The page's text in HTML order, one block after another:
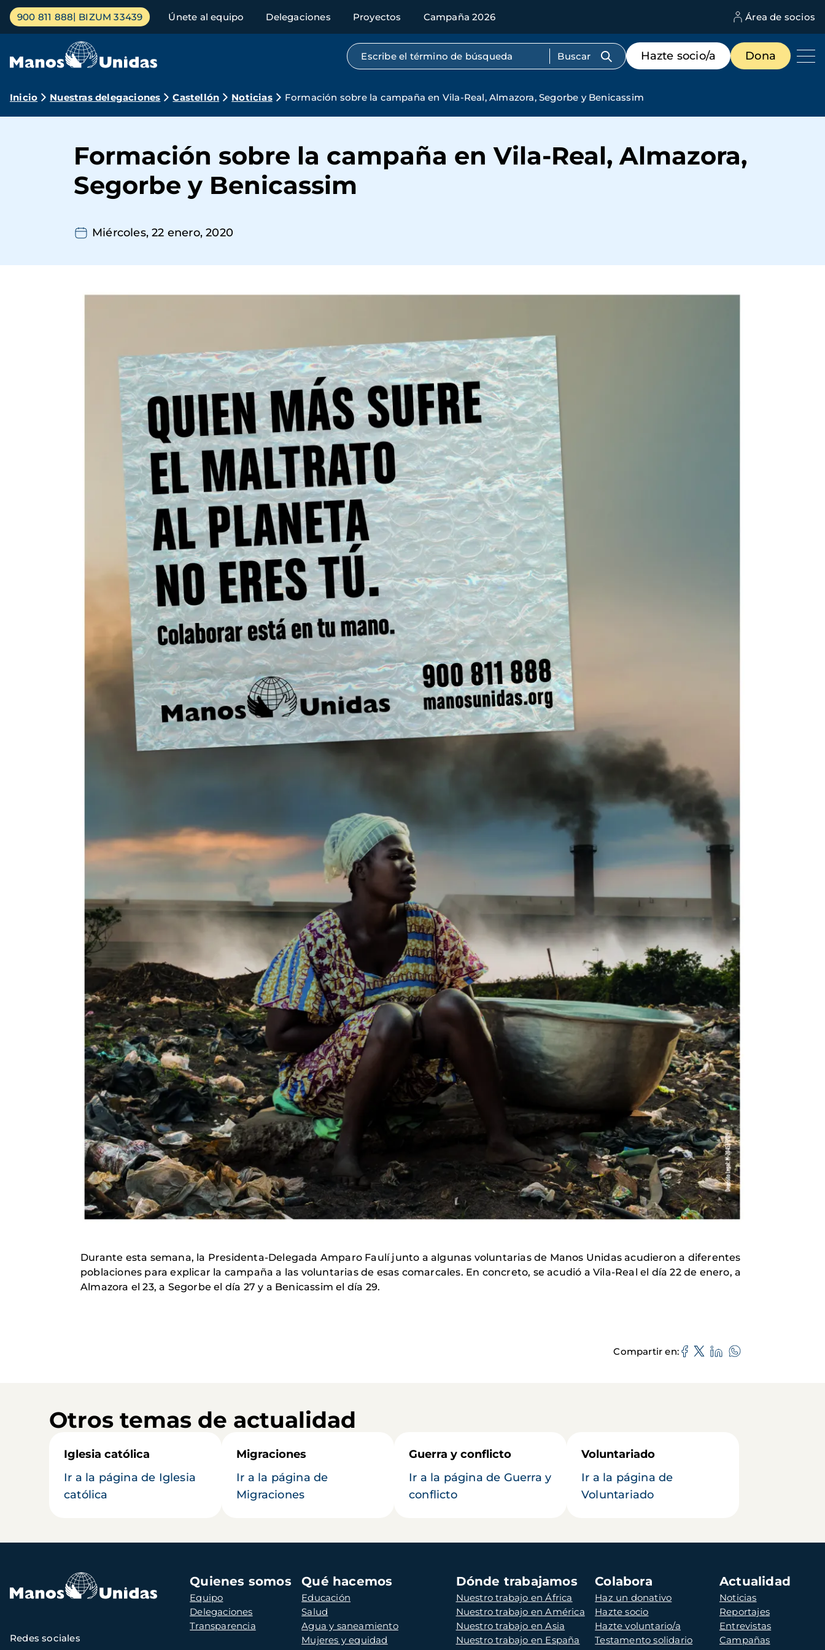
Pasar
contenido
Menú
principal
900 811 888 BIZUM 33439 Únete al equipo Delegaciones Proyectos Campaña 2026 Área de socios
Búsqueda por texto completo
Menú
de
destacados
Hazte socio/a Dona
Ruta
navegación
Inicio Nuestras delegaciones Castellón Noticias Formación sobre la campaña en Vila-Real, Almazora, Segorbe y Benicassim
Formación sobre la campaña en Vila-Real, Almazora,
Segorbe y Benicassim
Miércoles, 22 enero, 2020
Durante esta semana, la Presidenta-Delegada Amparo Faulí junto a algunas voluntarias de Manos Unidas acudieron a diferentes
poblaciones para explicar la campaña a las voluntarias de esas comarcales. En concreto, se acudió a Vila-Real el día 22 de enero, a
Almazora el 23, a Segorbe el día 27 y a Benicassim el día 29.
Compartir en
Otros temas de actualidad
Iglesia católica
Ir a la página de Iglesia
católica
Migraciones
Ir a la página de
Migraciones
Guerra y conflicto
Ir a la página de Guerra y
conflicto
Voluntariado
Ir a la página de
Voluntariado
Navegación
principal
Quienes somos
Equipo
Delegaciones
Transparencia
Qué hacemos
Educación
Salud
Agua y saneamiento
Mujeres y equidad
Dónde trabajamos
Nuestro trabajo en África
Nuestro trabajo en América
Nuestro trabajo en Asia
Nuestro trabajo en España
Colabora
Haz un donativo
Hazte socio
Hazte voluntario/a
Testamento solidario
Actualidad
Noticias
Reportajes
Entrevistas
Campañas
Redes sociales